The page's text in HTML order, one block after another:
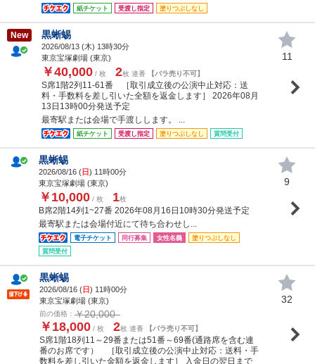
紙チケット 受渡し指定 塗りつぶしなし
New 黒蜥蜴
2026/08/13 (木) 13時30分
東京宝塚劇場 (東京)
￥40,000 / 枚 2枚 連番 【バラ売り不可】
S席1階2列11-61番 ［取引成立後の公演中止対応：送
料・手数料を差し引いた全額を返金します］ 2026年08月
13日13時00分発送予定
最寄駅または会場で手渡しします。 ...
紙チケット 受渡し指定 塗りつぶしなし 質問受付
11
黒蜥蜴
2026/08/16 (日) 11時00分
東京宝塚劇場 (東京)
￥10,000 / 枚 1枚
B席2階14列1~27番 2026年08月16日10時30分発送予定
最寄駅または会場付近にて待ち合わせし...
電子チケット 同行募集 女性名義
塗りつぶしなし
質問受付
9
黒蜥蜴
2026/08/16 (日) 11時00分
東京宝塚劇場 (東京)
前の価格： ￥20,000
￥18,000 / 枚 2枚 連番 【バラ売り不可】
S席1階18列11～29番または51番～69番(通路席を含む連
番のお席です） ［取引成立後の公演中止対応：送料・手
数料を差し引いた金額を返金します］ 入金日の翌日まで
32